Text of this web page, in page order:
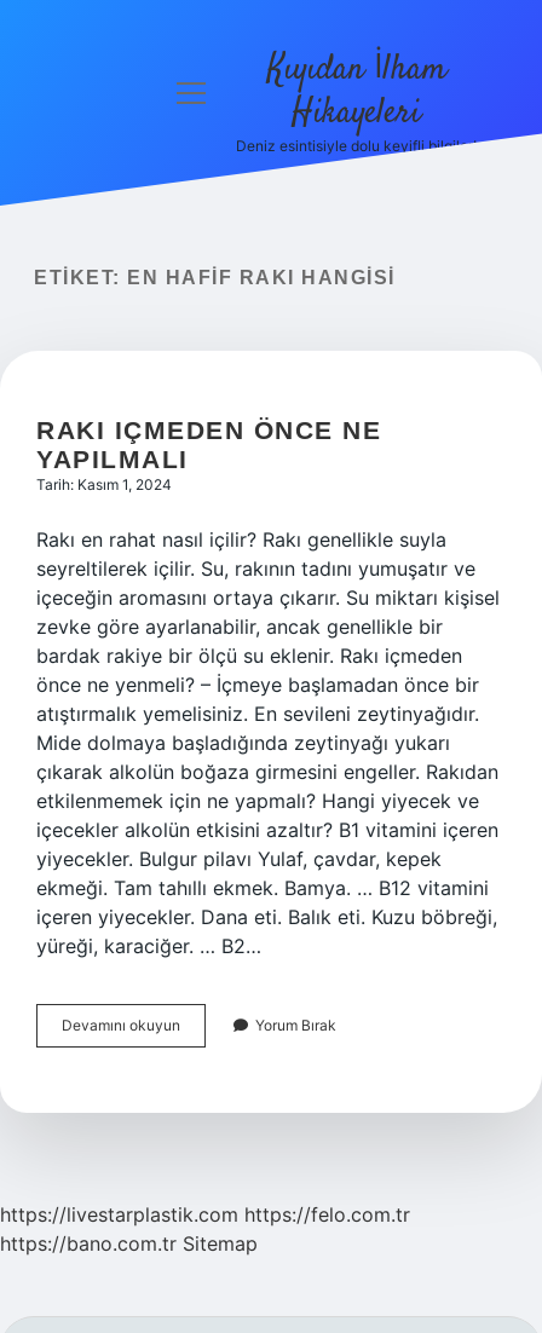
menüyü
Kıyıdan İlham
Hikayeleri
Deniz esintisiyle dolu keyifli bilgiler!
ETIKET: EN HAFIF RAKI HANGISI
RAKI IÇMEDEN ÖNCE NE
YAPILMALI
Tarih: Kasım 1, 2024
Rakı en rahat nasıl içilir? Rakı genellikle suyla
seyreltilerek içilir. Su, rakının tadını yumuşatır ve
içeceğin aromasını ortaya çıkarır. Su miktarı kişisel
zevke göre ayarlanabilir, ancak genellikle bir
bardak rakiye bir ölçü su eklenir. Rakı içmeden
önce ne yenmeli? – İçmeye başlamadan önce bir
atıştırmalık yemelisiniz. En sevileni zeytinyağıdır.
Mide dolmaya başladığında zeytinyağı yukarı
çıkarak alkolün boğaza girmesini engeller. Rakıdan
etkilenmemek için ne yapmalı? Hangi yiyecek ve
içecekler alkolün etkisini azaltır? B1 vitamini içeren
yiyecekler. Bulgur pilavı Yulaf, çavdar, kepek
ekmeği. Tam tahıllı ekmek. Bamya. … B12 vitamini
içeren yiyecekler. Dana eti. Balık eti. Kuzu böbreği,
yüreği, karaciğer. … B2…
Devamını okuyun
Içmeden
Yapılmalı
Yorum Bırak
https://livestarplastik.com https://felo.com.tr
https://bano.com.tr Sitemap